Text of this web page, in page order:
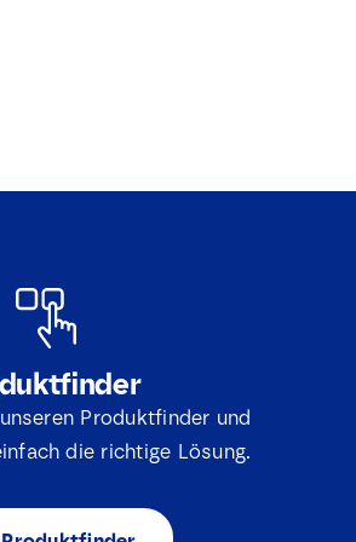
Produktfinder und
die richtige Lösung.